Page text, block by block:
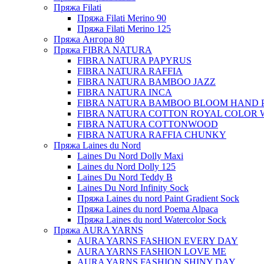
Пряжа Filati
Пряжа Filati Merino 90
Пряжа Filati Merino 125
Пряжа Ангора 80
Пряжа FIBRA NATURA
FIBRA NATURA PAPYRUS
FIBRA NATURA RAFFIA
FIBRA NATURA BAMBOO JAZZ
FIBRA NATURA INCA
FIBRA NATURA BAMBOO BLOOM HAND
FIBRA NATURA COTTON ROYAL COLOR
FIBRA NATURA COTTONWOOD
FIBRA NATURA RAFFIA CHUNKY
Пряжа Laines du Nord
Laines Du Nord Dolly Maxi
Laines du Nord Dolly 125
Laines Du Nord Teddy B
Laines Du Nord Infinity Sock
Пряжа Laines du nord Paint Gradient Sock
Пряжа Laines du nord Poema Alpaca
Пряжа Laines du nord Watercolor Sock
Пряжа AURA YARNS
AURA YARNS FASHION EVERY DAY
AURA YARNS FASHION LOVE ME
AURA YARNS FASHION SHINY DAY